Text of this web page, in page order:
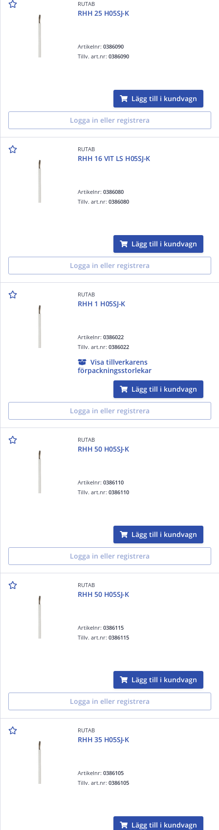
RUTAB
RHH 25 H05SJ-K
Artikelnr:0386090
Tillv. art.nr:0386090
Lägg till i kundvagn
Logga in eller registrera
RUTAB
RHH 16 VIT LS H05SJ-K
Artikelnr:0386080
Tillv. art.nr:0386080
Lägg till i kundvagn
Logga in eller registrera
RUTAB
RHH 1 H05SJ-K
Artikelnr:0386022
Tillv. art.nr:0386022
Visa tillverkarens
förpackningsstorlekar
Lägg till i kundvagn
Logga in eller registrera
RUTAB
RHH 50 H05SJ-K
Artikelnr:0386110
Tillv. art.nr:0386110
Lägg till i kundvagn
Logga in eller registrera
RUTAB
RHH 50 H05SJ-K
Artikelnr:0386115
Tillv. art.nr:0386115
Lägg till i kundvagn
Logga in eller registrera
RUTAB
RHH 35 H05SJ-K
Artikelnr:0386105
Tillv. art.nr:0386105
Lägg till i kundvagn